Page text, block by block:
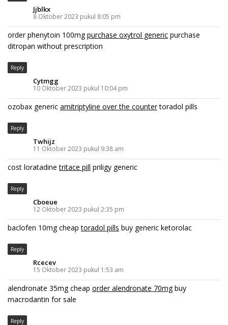
Jjblkx
8 Oktober 2023 pukul 8:05 pm
order phenytoin 100mgpurchase oxytrol generic purchase
ditropan without prescription
Reply
Cytmgg
10 Oktober 2023 pukul 10:04 pm
ozobax generic amitriptyline over the countertoradol pills
Reply
Twhijz
11 Oktober 2023 pukul 9:38 am
cost loratadinetritace pill priligy generic
Reply
Cboeue
12 Oktober 2023 pukul 2:35 pm
baclofen 10mg cheaptoradol pills buy generic ketorolac
Reply
Rcecev
15 Oktober 2023 pukul 1:53 am
alendronate 35mg cheap order alendronate 70mgbuy
macrodantin for sale
Reply